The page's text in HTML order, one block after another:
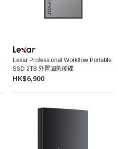
Lexar Professional Workflow Portable
SSD 2TB 外置固態硬碟
HK$6,900